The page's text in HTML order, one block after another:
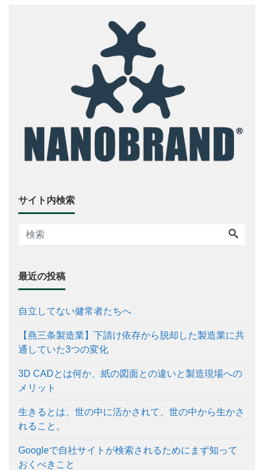
サイト内検索
最近の投稿
自立してない健常者たちへ
【燕三条製造業】下請け依存から脱却した製造業に共
通していた3つの変化
3D CADとは何か、紙の図面との違いと製造現場への
メリット
生きるとは、世の中に活かされて、世の中から生かさ
れること。
Googleで自社サイトが検索されるためにまず知って
おくべきこと